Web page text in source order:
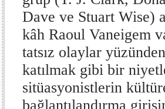
Dave ve Stuart Wise)
kâh Raoul Vaneigem
tatsız olaylar
katılmak gibi bir
sitüasyonistlerin
bağlantılandırma